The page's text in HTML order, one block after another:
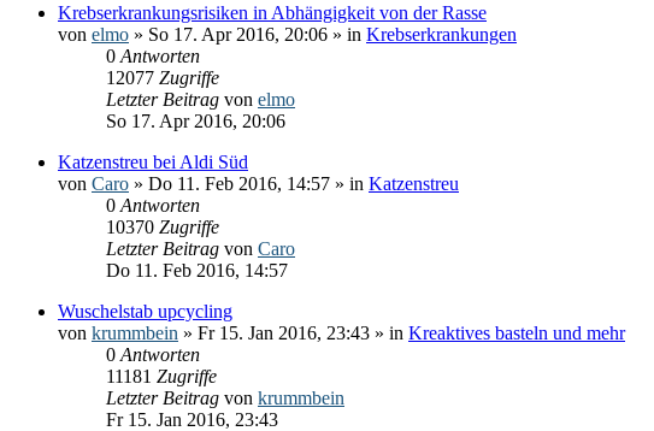
Krebserkrankungsrisiken in Abhängigkeit von der Rasse
von elmo » So 17. Apr 2016, 20:06 » in Krebserkrankungen
0 Antworten
12077 Zugriffe
Letzter Beitrag von elmo
So 17. Apr 2016, 20:06
Katzenstreu bei Aldi Süd
von Caro » Do 11. Feb 2016, 14:57 » in Katzenstreu
0 Antworten
10370 Zugriffe
Letzter Beitrag von Caro
Do 11. Feb 2016, 14:57
Wuschelstab upcycling
von krummbein » Fr 15. Jan 2016, 23:43 » in Kreaktives basteln und mehr
0 Antworten
11181 Zugriffe
Letzter Beitrag von krummbein
Fr 15. Jan 2016, 23:43